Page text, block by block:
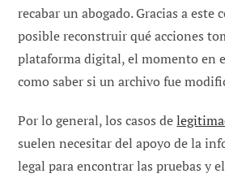
recabar un abogado. Gracias a este
posible reconstruir qué acciones
plataforma digital, el momento en
como saber si un archivo fue
Por lo general, los casos de
suelen necesitar del apoyo de la
legal para encontrar las pruebas y